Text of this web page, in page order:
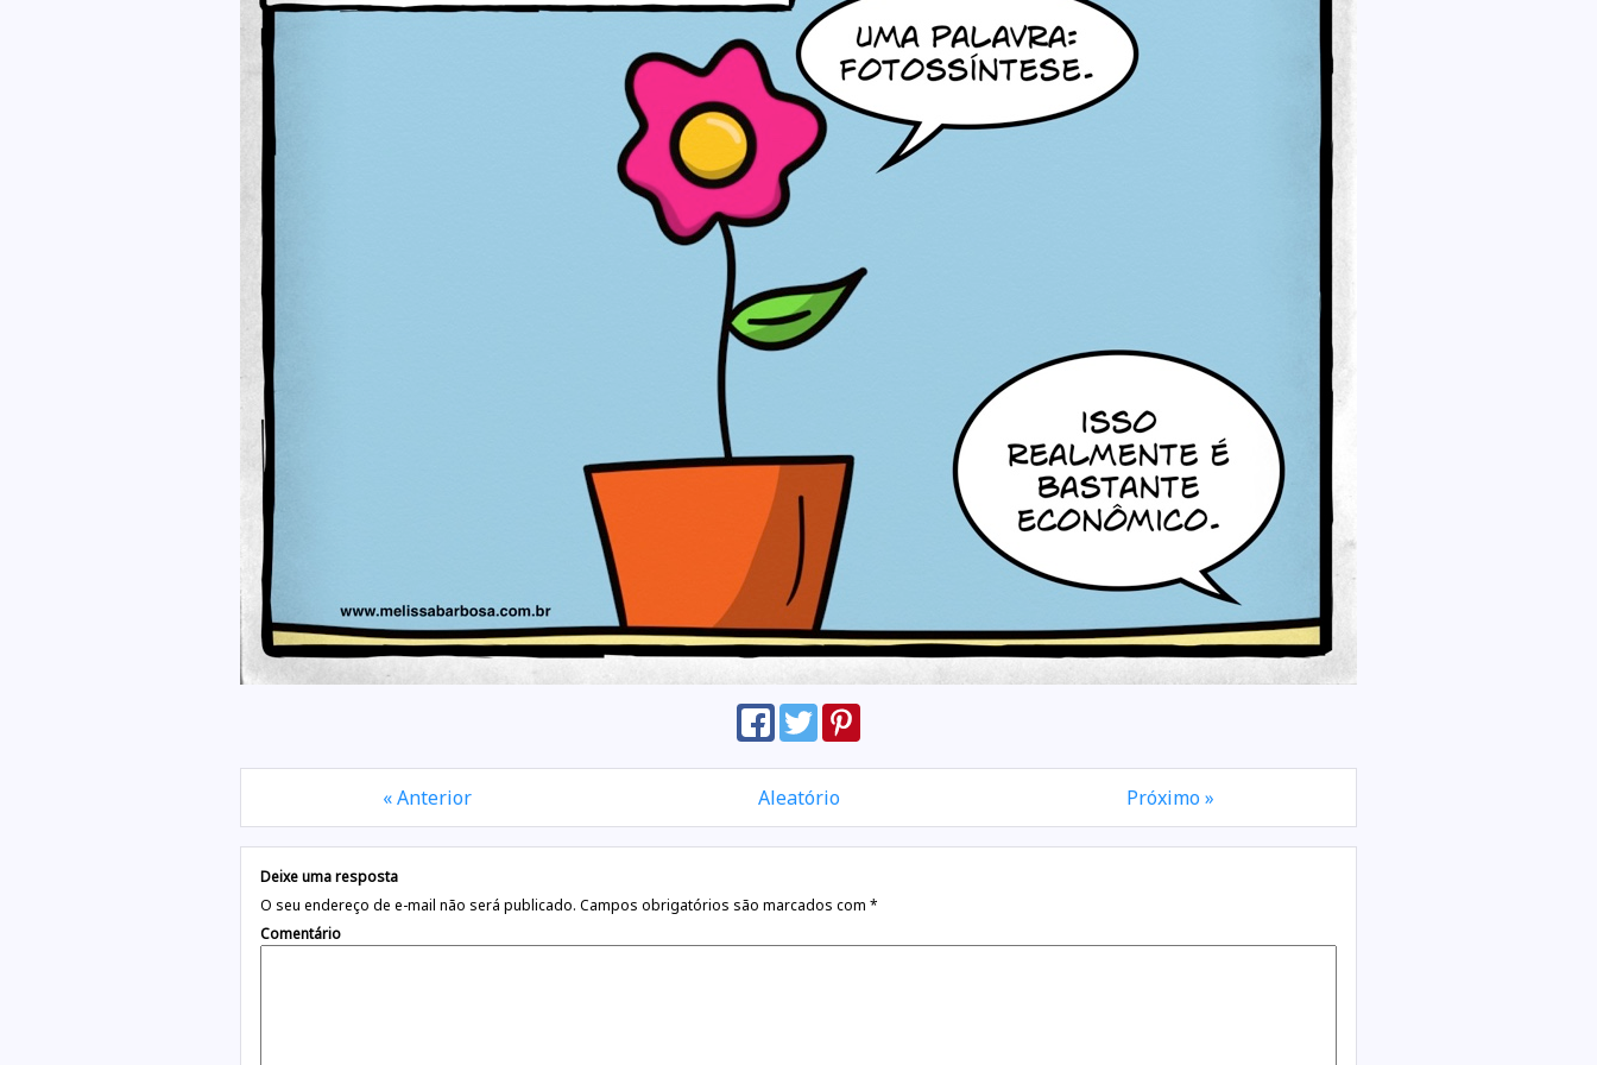
« Anterior Aleatório Próximo »
Deixe uma resposta
O seu endereço de e-mail não será publicado. Campos obrigatórios são marcados com *
Comentário